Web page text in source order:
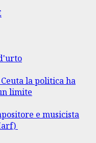
la politica ha
limite
e musicista